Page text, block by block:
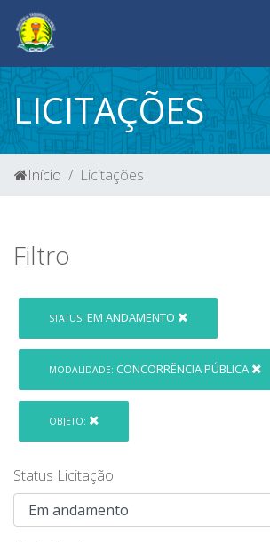
LICITAÇÕES
Início Licitações
Filtro
STATUS: EM ANDAMENTO
MODALIDADE: CONCORRÊNCIA PÚBLICA
OBJETO:
Status Licitação